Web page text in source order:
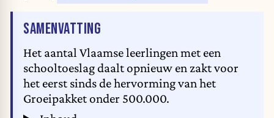
SAMENVATTING
Het aantal Vlaamse leerlingen met een
schooltoeslag daalt opnieuw en zakt voor
het eerst sinds de hervorming van het
Groeipakket onder 500.000.